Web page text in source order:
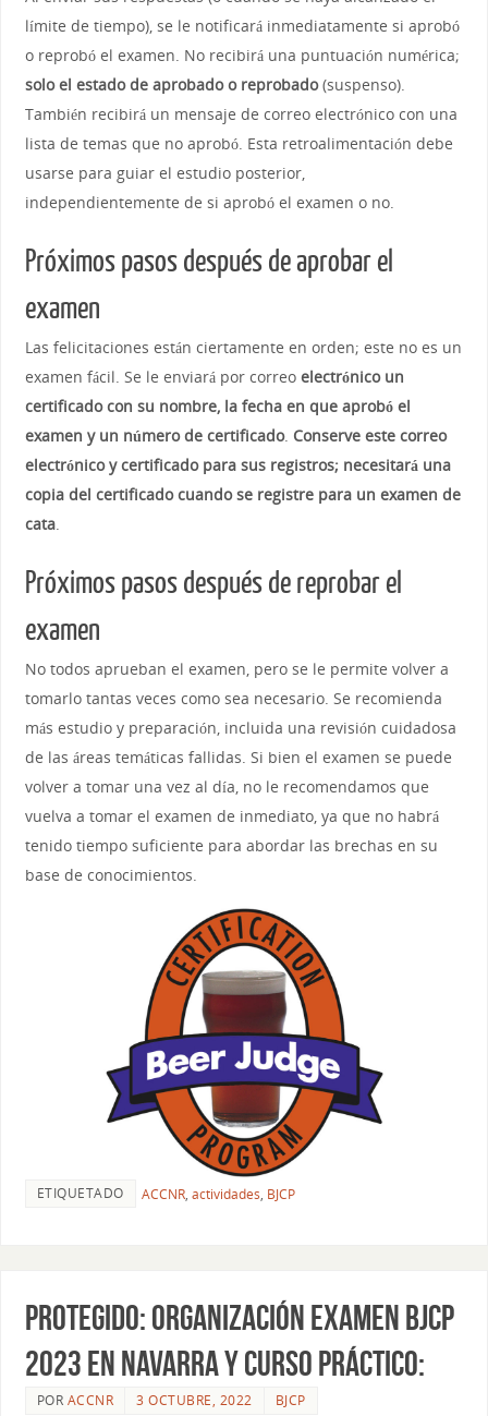
límite de tiempo), se le notificará inmediatamente si aprobó
o reprobó el examen. No recibirá una puntuación numérica;
solo el estado de aprobado o reprobado(suspenso).
También recibirá un mensaje de correo electrónico con una
lista de temas que no aprobó. Esta retroalimentación debe
usarse para guiar el estudio posterior,
independientemente de si aprobó el examen o no.
Próximos pasos después de aprobar el
examen
Las felicitaciones están ciertamente en orden; este no es un
examen fácil. Se le enviará por correo electrónico un
certificado con su nombre, la fecha en que aprobó el
examen y un número de certificado. Conserve este correo
electrónico y certificado para sus registros; necesitará una
copia del certificado cuando se registre para un examen de
cata.
Próximos pasos después de reprobar el
examen
No todos aprueban el examen, pero se le permite volver a
tomarlo tantas veces como sea necesario. Se recomienda
más estudio y preparación, incluida una revisión cuidadosa
de las áreas temáticas fallidas. Si bien el examen se puede
volver a tomar una vez al día, no le recomendamos que
vuelva a tomar el examen de inmediato, ya que no habrá
tenido tiempo suficiente para abordar las brechas en su
base de conocimientos.
ETIQUETADO ACCNR, actividades, BJCP
Protegido: ORGANIZACIÓN EXAMEN BJCP
2023 EN NAVARRA Y CURSO PRÁCTICO:
POR ACCNR 3 OCTUBRE, 2022 BJCP